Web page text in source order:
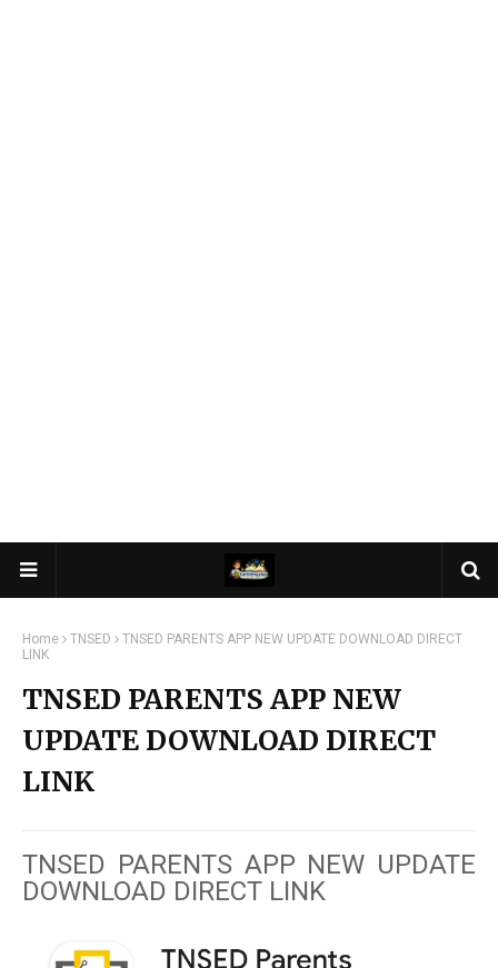
Home TNSED
TNSED PARENTS APP NEW UPDATE DOWNLOAD DIRECT
LINK
TNSED PARENTS APP NEW
UPDATE DOWNLOAD DIRECT
LINK
TNSED PARENTS APP NEW UPDATE
DOWNLOAD DIRECT LINK